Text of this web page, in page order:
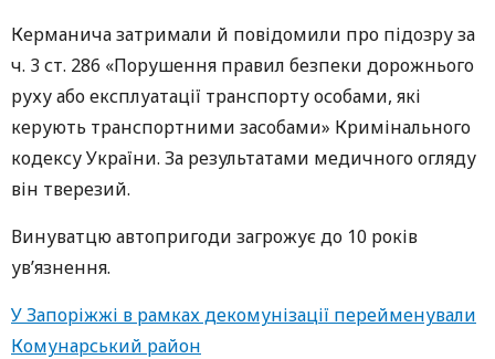
Керманича затримали й повідомили про підозру за
ч. 3 ст. 286 «Порушення правил безпеки дорожнього
руху або експлуатації транспорту особами, які
керують транспортними засобами» Кримінального
кодексу України. За результатами медичного огляду
він тверезий.
Винуватцю автопригоди загрожує до 10 років
ув’язнення.
У Запоріжжі в рамках декомунізації перейменували
Комунарський район